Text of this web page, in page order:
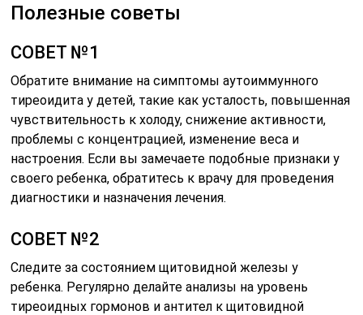
Полезные советы
СОВЕТ №1
Обратите внимание на симптомы аутоиммунного
тиреоидита у детей, такие как усталость, повышенная
чувствительность к холоду, снижение активности,
проблемы с концентрацией, изменение веса и
настроения. Если вы замечаете подобные признаки у
своего ребенка, обратитесь к врачу для проведения
диагностики и назначения лечения.
СОВЕТ №2
Следите за состоянием щитовидной железы у
ребенка. Регулярно делайте анализы на уровень
тиреоидных гормонов и антител к щитовидной